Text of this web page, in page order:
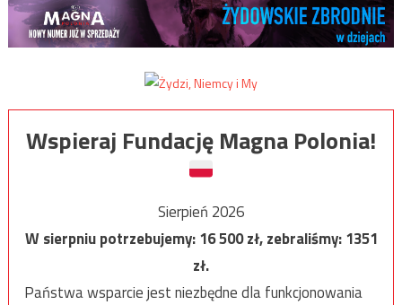
Wspieraj Fundację Magna Polonia!
Sierpień 2026
W sierpniu potrzebujemy:16 500zł, zebraliśmy:1351
zł.
Państwa wsparcie jest niezbędne dla funkcjonowania